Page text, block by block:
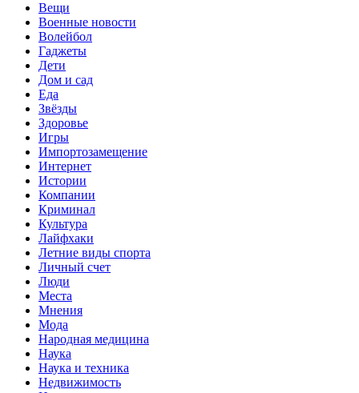
Вещи
Военные новости
Волейбол
Гаджеты
Дети
Дом и сад
Еда
Звёзды
Здоровье
Игры
Импортозамещение
Интернет
Истории
Компании
Криминал
Культура
Лайфхаки
Летние виды спорта
Личный счет
Люди
Места
Мнения
Мода
Народная медицина
Наука
Наука и техника
Недвижимость